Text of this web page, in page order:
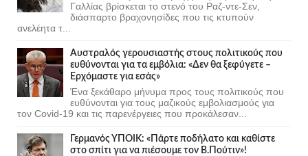
Γαλλίας βρίσκεται το στενό του Ραζ-ντε-Σεν,
διάσπαρτο βραχονησίδες που τις κτυπούν
ανελέητα τ...
Αυστραλός γερουσιαστής στους πολιτικούς που
ευθύνονται για τα εμβόλια: «Δεν θα ξεφύγετε –
Ερχόμαστε για εσάς»
Ένα ξεκάθαρο μήνυμα προς τους πολιτικούς που
ευθύνονται για τους μαζικούς εμβολιασμούς για
τον Covid-19 και τις παρενέργειες που προκάλεσαν...
Γερμανός ΥΠΟΙΚ: «Πάρτε ποδήλατο και καθίστε
στο σπίτι για να πιέσουμε τον Β.Πούτιν»!